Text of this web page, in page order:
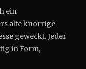
ein
alte knorrige
geweckt. Jeder
in Form,